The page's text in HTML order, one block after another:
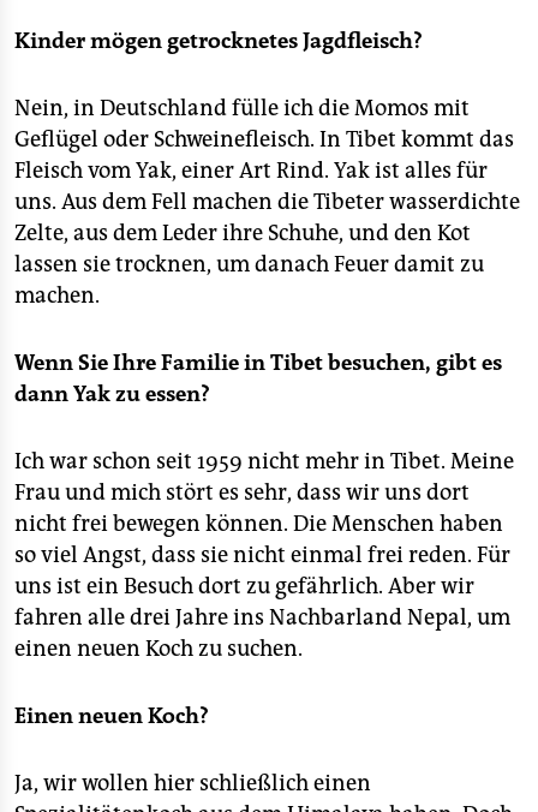
Kinder mögen getrocknetes Jagdfleisch?
Nein, in Deutschland fülle ich die Momos mit
Geflügel oder Schweinefleisch. In Tibet kommt das
Fleisch vom Yak, einer Art Rind. Yak ist alles für
uns. Aus dem Fell machen die Tibeter wasserdichte
Zelte, aus dem Leder ihre Schuhe, und den Kot
lassen sie trocknen, um danach Feuer damit zu
machen.
Wenn Sie Ihre Familie in Tibet besuchen, gibt es
dann Yak zu essen?
Ich war schon seit 1959 nicht mehr in Tibet. Meine
Frau und mich stört es sehr, dass wir uns dort
nicht frei bewegen können. Die Menschen haben
so viel Angst, dass sie nicht einmal frei reden. Für
uns ist ein Besuch dort zu gefährlich. Aber wir
fahren alle drei Jahre ins Nachbarland Nepal, um
einen neuen Koch zu suchen.
Einen neuen Koch?
Ja, wir wollen hier schließlich einen